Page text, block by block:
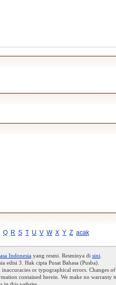
Q R S T U V W X Y Z acak
Indonesiayang resmi. Resminya di sini
edisi 3. Hak cipta Pusat Bahasa (Pusba).
or typographical errors. Changes of
contained herein. We make no warranty